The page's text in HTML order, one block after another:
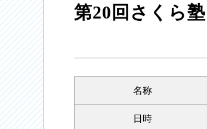
第20回さくら塾
名称
日時